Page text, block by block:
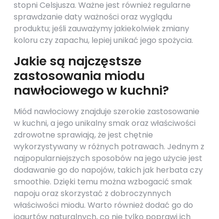
stopni Celsjusza. Ważne jest również regularne
sprawdzanie daty ważności oraz wyglądu
produktu; jeśli zauważymy jakiekolwiek zmiany
koloru czy zapachu, lepiej unikać jego spożycia.
Jakie są najczęstsze
zastosowania miodu
nawłociowego w kuchni?
Miód nawłociowy znajduje szerokie zastosowanie
w kuchni, a jego unikalny smak oraz właściwości
zdrowotne sprawiają, że jest chętnie
wykorzystywany w różnych potrawach. Jednym z
najpopularniejszych sposobów na jego użycie jest
dodawanie go do napojów, takich jak herbata czy
smoothie. Dzięki temu można wzbogacić smak
napoju oraz skorzystać z dobroczynnych
właściwości miodu. Warto również dodać go do